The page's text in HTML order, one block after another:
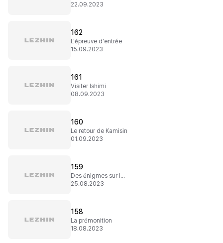
22.09.2023
162
L'épreuve d'entrée
15.09.2023
161
Visiter Ishimi
08.09.2023
160
Le retour de Kamisin
01.09.2023
159
Des énigmes sur le sauveur
25.08.2023
158
La prémonition
18.08.2023